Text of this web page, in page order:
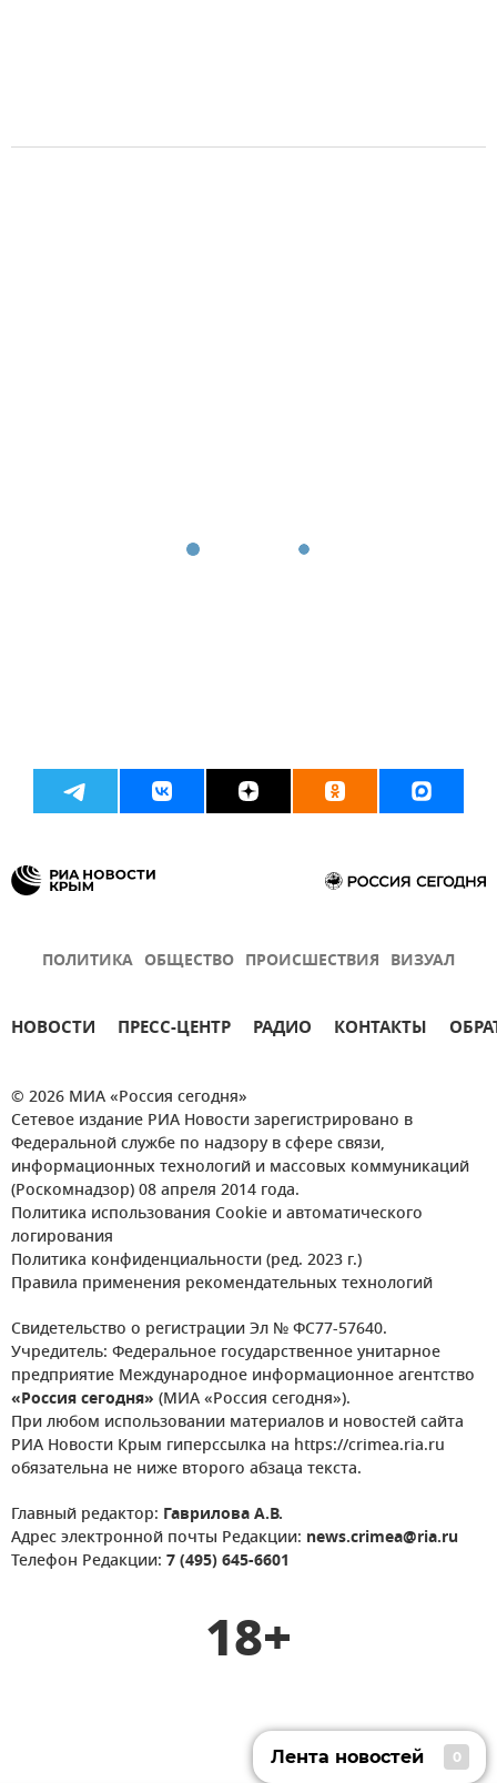
ПОЛИТИКА ОБЩЕСТВО ПРОИСШЕСТВИЯ ВИЗУАЛ
НОВОСТИ ПРЕСС-ЦЕНТР РАДИО КОНТАКТЫ
© 2026 МИА «Россия сегодня»
Сетевое издание РИА Новости зарегистрировано в
Федеральной службе по надзору в сфере связи,
информационных технологий и массовых коммуникаций
(Роскомнадзор) 08 апреля 2014 года.
Политика использования Cookie и автоматического
логирования
Политика конфиденциальности (ред. 2023 г.)
Правила применения рекомендательных технологий
Свидетельство о регистрации Эл № ФС77-57640.
Учредитель: Федеральное государственное унитарное
предприятие Международное информационное агентство
«Россия сегодня» (МИА «Россия сегодня»).
При любом использовании материалов и новостей сайта
РИА Новости Крым гиперссылка на https://crimea.ria.ru
обязательна не ниже второго абзаца текста.
Главный редактор: Гаврилова А.В.
Адрес электронной почты Редакции: news.crimea@ria.ru
Телефон Редакции: 7 (495) 645-6601
18+
Лента новостей 0